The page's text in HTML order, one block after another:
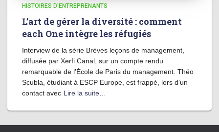
HISTOIRES D'ENTREPRENANTS
L’art de gérer la diversité : comment
each One intègre les réfugiés
Interview de la série Brèves leçons de management,
diffusée par Xerfi Canal, sur un compte rendu
remarquable de l’École de Paris du management. Théo
Scubla, étudiant à ESCP Europe, est frappé, lors d’un
contact avec Lire la suite…